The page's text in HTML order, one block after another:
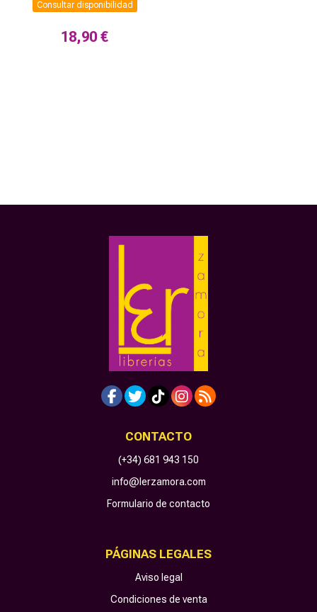
Consultar disponibilidad
18,90 €
CONTACTO
(+34) 681 943 150
info@lerzamora.com
Formulario de contacto
PÁGINAS LEGALES
Aviso legal
Condiciones de venta